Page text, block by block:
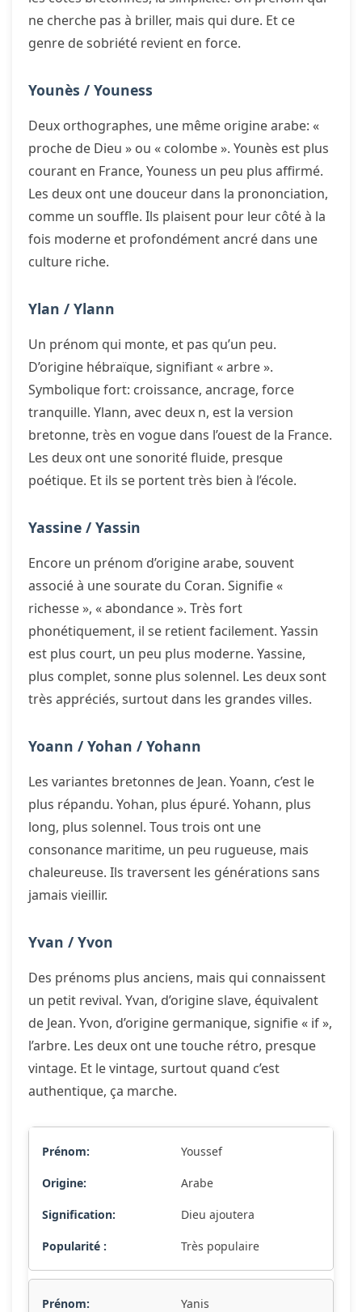
ne cherche pas à briller, mais qui dure. Et ce
genre de sobriété revient en force.
Younès / Youness
Deux orthographes, une même origine arabe: «
proche de Dieu » ou « colombe ». Younès est plus
courant en France, Youness un peu plus affirmé.
Les deux ont une douceur dans la prononciation,
comme un souffle. Ils plaisent pour leur côté à la
fois moderne et profondément ancré dans une
culture riche.
Ylan / Ylann
Un prénom qui monte, et pas qu’un peu.
D’origine hébraïque, signifiant « arbre ».
Symbolique fort: croissance, ancrage, force
tranquille. Ylann, avec deux n, est la version
bretonne, très en vogue dans l’ouest de la France.
Les deux ont une sonorité fluide, presque
poétique. Et ils se portent très bien à l’école.
Yassine / Yassin
Encore un prénom d’origine arabe, souvent
associé à une sourate du Coran. Signifie «
richesse », « abondance ». Très fort
phonétiquement, il se retient facilement. Yassin
est plus court, un peu plus moderne. Yassine,
plus complet, sonne plus solennel. Les deux sont
très appréciés, surtout dans les grandes villes.
Yoann / Yohan / Yohann
Les variantes bretonnes de Jean. Yoann, c’est le
plus répandu. Yohan, plus épuré. Yohann, plus
long, plus solennel. Tous trois ont une
consonance maritime, un peu rugueuse, mais
chaleureuse. Ils traversent les générations sans
jamais vieillir.
Yvan / Yvon
Des prénoms plus anciens, mais qui connaissent
un petit revival. Yvan, d’origine slave, équivalent
de Jean. Yvon, d’origine germanique, signifie « if »,
l’arbre. Les deux ont une touche rétro, presque
vintage. Et le vintage, surtout quand c’est
authentique, ça marche.
Youssef
Arabe
Dieu ajoutera
Très populaire
Yanis